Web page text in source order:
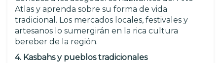
Atlas y aprenda sobre su forma de vida
tradicional. Los mercados locales, festivales y
artesanos lo sumergirán en la rica cultura
bereber de la región.
4. Kasbahs y pueblos tradicionales